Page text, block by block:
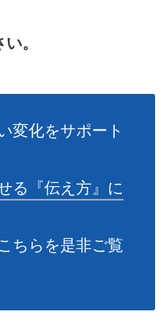
。
変化をサポート
る『伝え方』に
ちらを是非ご覧